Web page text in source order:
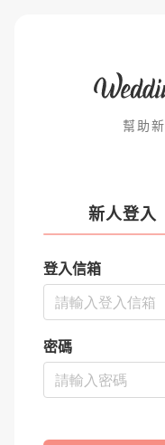
幫助
新人登入
登入信箱
密碼